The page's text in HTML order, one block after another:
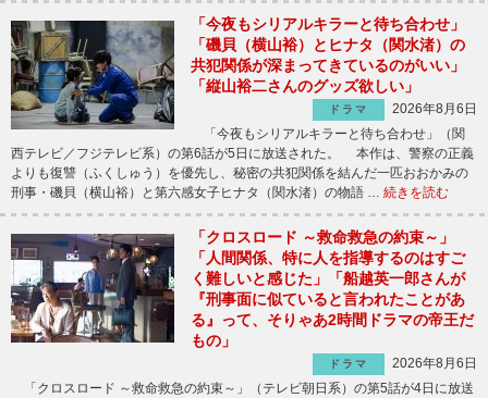
「今夜もシリアルキラーと待ち合わせ」
「磯貝（横山裕）とヒナタ（関水渚）の
共犯関係が深まってきているのがいい」
「縦山裕二さんのグッズ欲しい」
ドラマ
2026年8月6日
「今夜もシリアルキラーと待ち合わせ」（関
西テレビ／フジテレビ系）の第6話が5日に放送された。 本作は、警察の正義
よりも復讐（ふくしゅう）を優先し、秘密の共犯関係を結んだ一匹おおかみの
刑事・磯貝（横山裕）と第六感女子ヒナタ（関水渚）の物語 … 続きを読む
「クロスロード ～救命救急の約束～」
「人間関係、特に人を指導するのはすご
く難しいと感じた」「船越英一郎さんが
『刑事面に似ていると言われたことがあ
る』って、そりゃあ2時間ドラマの帝王だ
もの」
ドラマ
2026年8月6日
「クロスロード ～救命救急の約束～」（テレビ朝日系）の第5話が4日に放送